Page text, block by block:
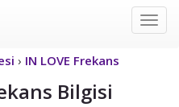
Uydu
› IN LOVE Frekans
Bilgisi